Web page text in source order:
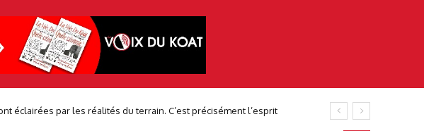
éclairées par les réalités du terrain. C’est précisément l’esprit